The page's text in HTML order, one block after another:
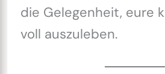
die Gelegenheit, eure
voll auszuleben.